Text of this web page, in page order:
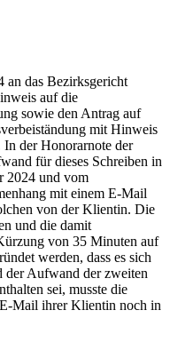
an das Bezirksgericht
auf die
sowie den Antrag auf
mit Hinweis
In der Honorarnote der
für dieses Schreiben in
2024 und vom
mit einem E-Mail
von der Klientin. Die
und die damit
von 35 Minuten auf
werden, dass es sich
der Aufwand der zweiten
sei, musste die
Mail ihrer Klientin noch in